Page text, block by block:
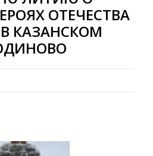
ОТЕЧЕСТВА
КАЗАНСКОМ